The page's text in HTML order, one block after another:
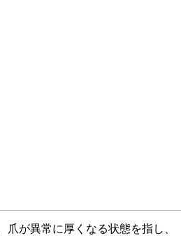
爪が異常に厚くなる状態を指し、